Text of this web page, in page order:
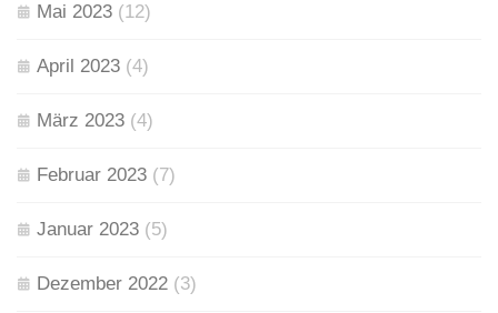
Mai 2023 (12)
April 2023 (4)
März 2023 (4)
Februar 2023 (7)
Januar 2023 (5)
Dezember 2022 (3)